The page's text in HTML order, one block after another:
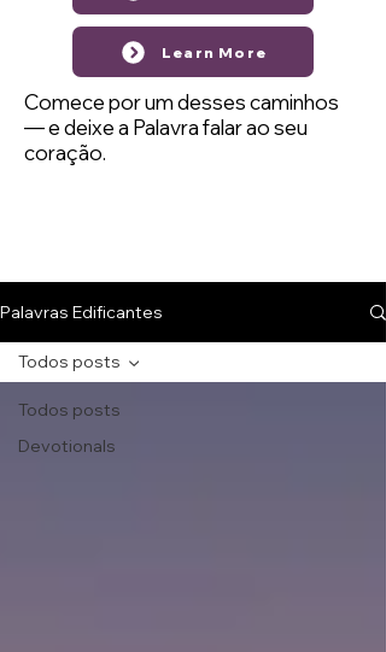
Learn More
Comece por um desses caminhos
— e deixe a Palavra falar ao seu
coração.
Palavras Edificantes
Todos posts
Devotionals
Todos posts